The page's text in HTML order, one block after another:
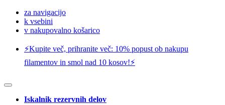
za navigacijo
k vsebini
v nakupovalno košarico
⚡️Kupite več, prihranite več: 10% popust ob nakupu
filamentov in smol nad 10 kosov!⚡️
Iskalnik rezervnih delov